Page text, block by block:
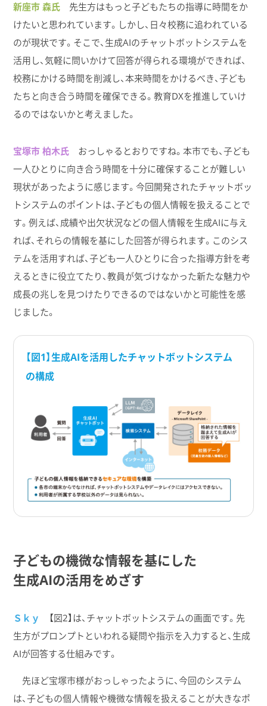
新座市 森氏 先生方はもっと子どもたちの指導に時間をか
けたいと思われています。しかし、日々校務に追われている
のが現状です。そこで、生成AIのチャットボットシステムを
活用し、気軽に問いかけて回答が得られる環境ができれば、
校務にかける時間を削減し、本来時間をかけるべき、子ども
たちと向き合う時間を確保できる。教育DXを推進していけ
るのではないかと考えました。
宝塚市 柏木氏 おっしゃるとおりですね。本市でも、子ども
一人ひとりに向き合う時間を十分に確保することが難しい
現状があったように感じます。今回開発されたチャットボッ
トシステムのポイントは、子どもの個人情報を扱えることで
す。例えば、成績や出欠状況などの個人情報を生成AIに与え
れば、それらの情報を基にした回答が得られます。このシス
テムを活用すれば、子ども一人ひとりに合った指導方針を考
えるときに役立てたり、教員が気づけなかった新たな魅力や
成長の兆しを見つけたりできるのではないかと可能性を感
じました。
【図1】生成AIを活用したチャットボットシステム
の構成
子どもの機微な​情報を​基に​した
生成AIの​活用を​めざす
Ｓｋｙ
【図2】は、チャットボットシステムの画面です。先
生方がプロンプトといわれる疑問や指示を入力すると、生成
AIが回答する仕組みです。
先ほど宝塚市様がおっしゃったように、今回のシステム
は、子どもの個人情報や機微な情報を扱えることが大きなポ